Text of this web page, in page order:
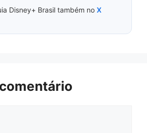
Disney+ Brasil também no X